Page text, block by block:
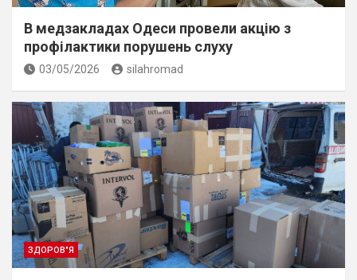
В медзакладах Одеси провели акцію з
профілактики порушень слуху
03/05/2026 silahromad
ЗДОРОВ"Я